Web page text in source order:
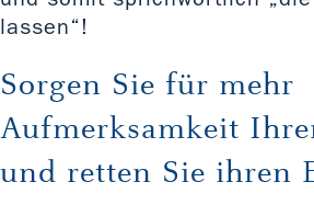
lassen“!
Sorgen Sie für mehr
Aufmerksamkeit
und retten Sie ihren